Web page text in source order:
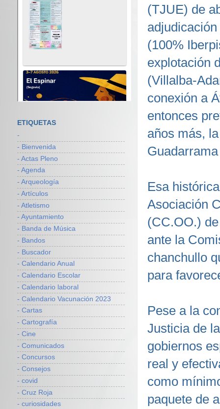
(TJUE) de
(100%
explotación
(Villalba-
conexión a
entonces
años más,
Esa
Asociación
(CC.OO.)
ante la
chanchullo
para
Pese a la
Justicia de
gobiernos
real y
como
paquete de
ETIQUETAS
-
- Bienvenida
- Actas Pleno
- Agenda
- Arqueología
- Artículos
- Atletismo
- Ayuntamiento
- Banda de Música
- Bandos
- Buscador
- Calendario Anual
- Calendario Escolar
- Calendario laboral
- Calendario Vacunación 2023
- Cartas
- Cartografía
- Cine
- Comunicados
- Concursos
- Consejos
- covid
- Cruz Roja
- curiosidades